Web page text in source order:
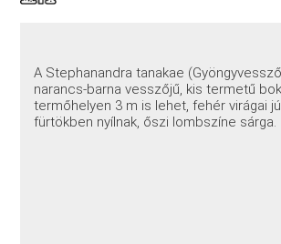
A Stephanandra tanakae
narancs-barna vesszőjű, kis termetű
termőhelyen 3 m is lehet, fehér virágai
fürtökben nyílnak, őszi lombszíne sárga.